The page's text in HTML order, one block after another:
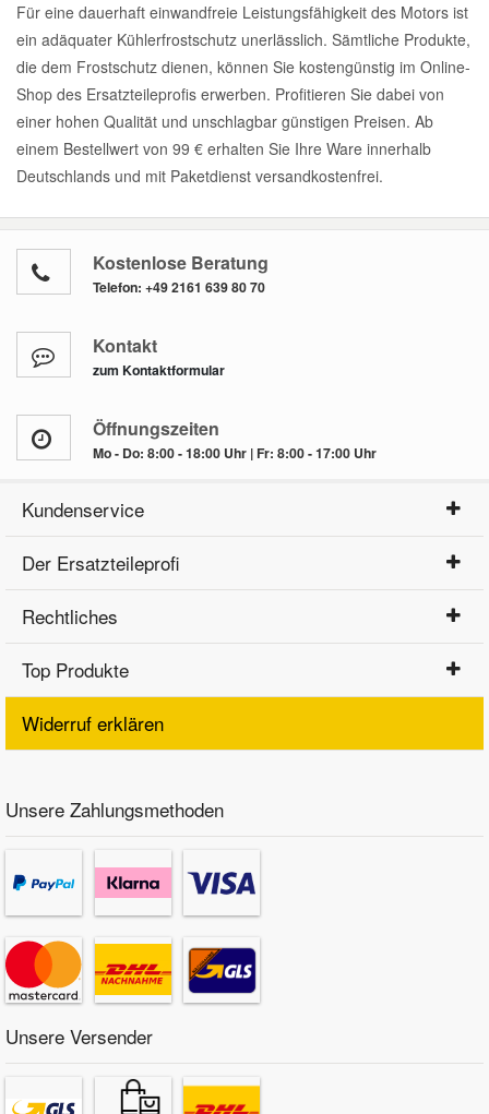
Für eine dauerhaft einwandfreie Leistungsfähigkeit des Motors ist
ein adäquater Kühlerfrostschutz unerlässlich. Sämtliche Produkte,
die dem Frostschutz dienen, können Sie kostengünstig im Online-
Shop des Ersatzteileprofis erwerben. Profitieren Sie dabei von
einer hohen Qualität und unschlagbar günstigen Preisen. Ab
einem Bestellwert von 99 € erhalten Sie Ihre Ware innerhalb
Deutschlands und mit Paketdienst versandkostenfrei.
Kostenlose Beratung
Telefon: +49 2161 639 80 70
Kontakt
zum Kontaktformular
Öffnungszeiten
Mo - Do: 8:00 - 18:00 Uhr | Fr: 8:00 - 17:00 Uhr
Kundenservice
Der Ersatzteileprofi
Rechtliches
Top Produkte
Widerruf erklären
Unsere Zahlungsmethoden
Unsere Versender